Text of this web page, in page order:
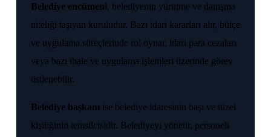
Belediye encümeni, belediyenin yürütme ve danışma
niteliği taşıyan kuruludur. Bazı idari kararları alır, bütçe
ve uygulama süreçlerinde rol oynar, idari para cezaları
veya bazı ihale ve uygulama işlemleri üzerinde görev
üstlenebilir.
Belediye başkanı ise belediye idaresinin başı ve tüzel
kişiliğinin temsilcisidir. Belediyeyi yönetir, personeli